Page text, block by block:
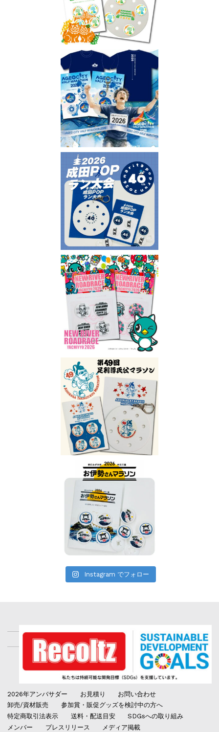
Instagram でフォロー
2026年アンバサダー お見積り
お問い合わせ
卸売/資材販売
参加賞・販促グッズを検討中の方へ
特定商取引法表示
送料・配送目安
SDGsへの取り組み
メンバー
プレスリリース メディア掲載